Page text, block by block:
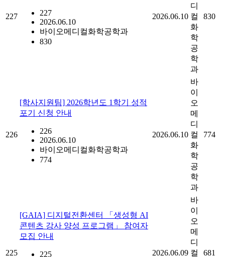
227
227
2026.06.10
바이오메디컬화학공학과
830
2026.06.10
디
컬
화
학
공
학
과
830
226
[학사지원팀] 2026학년도 1학기 성적
포기 신청 안내
226
2026.06.10
바이오메디컬화학공학과
774
2026.06.10
바
이
오
메
디
컬
화
학
공
학
과
774
225
[GAIA] 디지털전환센터 「생성형 AI
콘텐츠 강사 양성 프로그램」 참여자
모집 안내
225
2026.06.09
바
이
오
메
디
컬
681